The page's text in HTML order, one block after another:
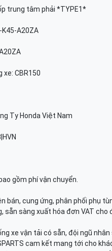
trung tâm phải *TYPE1*
A20ZA
xe: CBR150
Ty Honda Việt Nam
gồm phí vận chuyển.
bán, cung ứng, phân phối phụ
sẵn sàng xuất hóa đơn VAT cho
xe vận tải có sẵn, đội ngũ
cam kết mang tới cho